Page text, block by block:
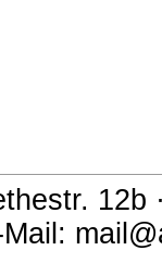
12b